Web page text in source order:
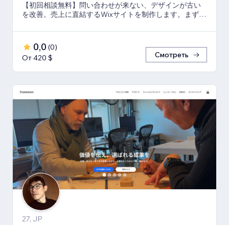
【初回相談無料】問い合わせが来ない、デザインが古い
を改善。売上に直結するWixサイトを制作します。まずは
0,0 (0)
От 420 $
Смотреть
27, JP